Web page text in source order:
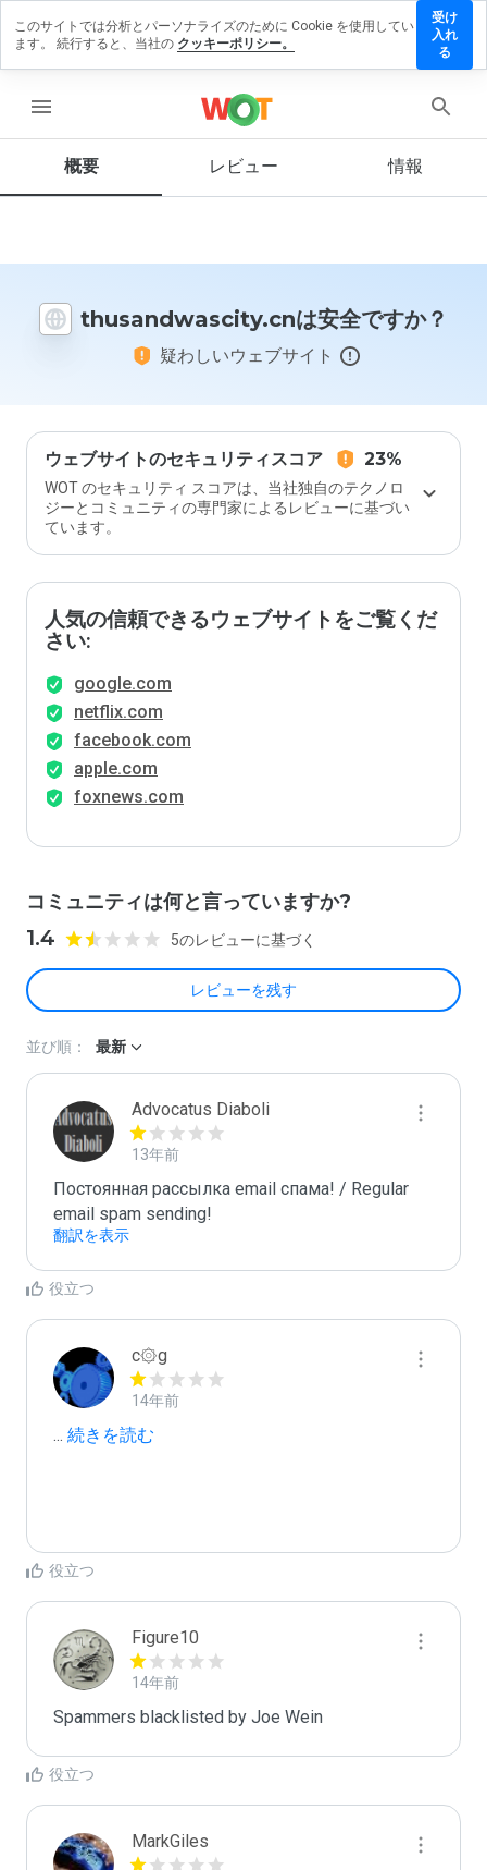
menu
概要 レビュー 情報
thusandwascity.cnは安全ですか？
疑わしいウェブサイト
ウェブサイトのセキュリティスコア 23%
WOT のセキュリティ スコアは、当社独自のテクノロ
ジーとコミュニティの専門家によるレビューに基づい
ています。
人気の信頼できるウェブサイトをご覧くだ
さい:
google.com
netflix.com
facebook.com
apple.com
foxnews.com
コミュニティは何と言っていますか?
1.4 5のレビューに基づく
レビューを残す
ューを残
この
イト
から
価し
ます
か？
並び順： 最新
Advocatus Diaboli
13年前
Постоянная рассылка email спама! / Regular
email spam sending!
翻訳を表示
役立つ
c۞g
14年前
... 続きを読む
役立つ
Figure10
14年前
Spammers blacklisted by Joe Wein
役立つ
MarkGiles
このサイトでは分析とパーソナライズのために Cookie を使用してい
ます。 続行すると、当社の クッキーポリシー。
受け
入れ
る